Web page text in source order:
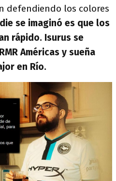
defendiendo los colores
se imaginó es que los
rápido. Isurus se
Américas y sueña
en Río.